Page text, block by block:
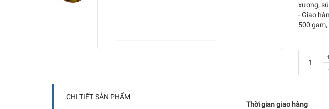
xương,
- Giao
500
CHI TIẾT SẢN PHẨM
Thời gian giao hàng